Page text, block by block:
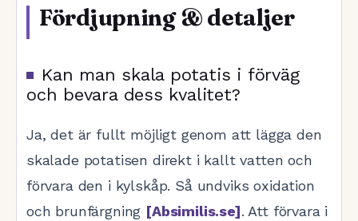
Fördjupning & detaljer
Kan man skala potatis i förväg
och bevara dess kvalitet?
Ja, det är fullt möjligt genom att lägga den
skalade potatisen direkt i kallt vatten och
förvara den i kylskåp. Så undviks oxidation
och brunfärgning [Absimilis.se]. Att förvara i